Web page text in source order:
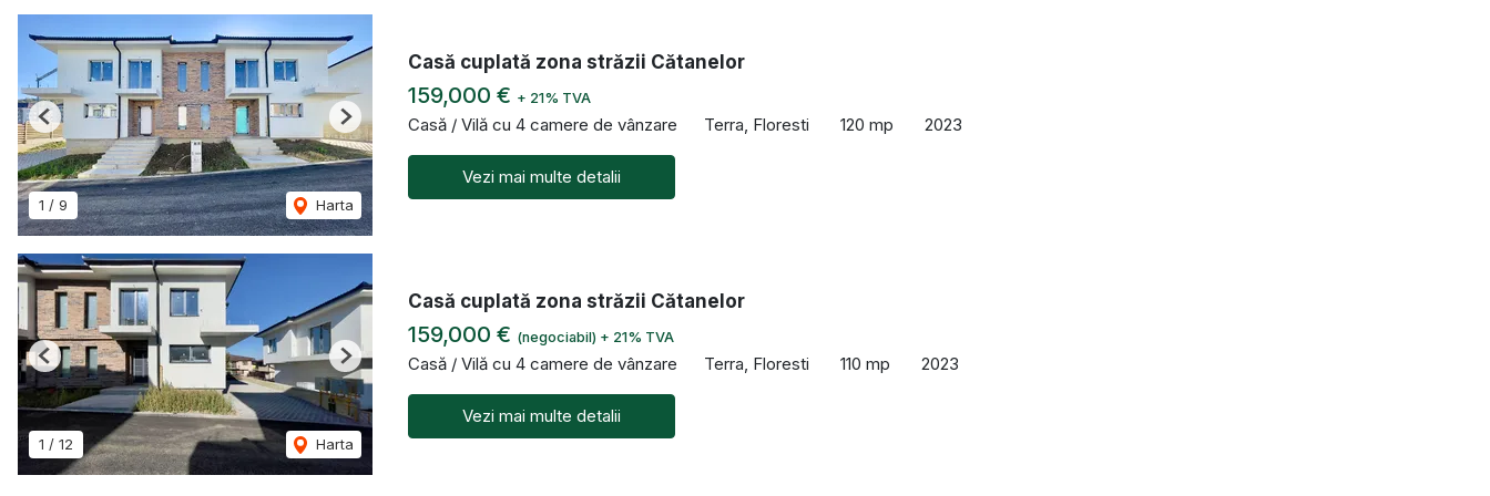
1 / 9 Harta
Previous Next
Casă cuplată zona străzii Cătanelor
159,000 € + 21% TVA
Casă / Vilă cu 4 camere de vânzare Terra, Floresti 120 mp 2023
Vezi mai multe detalii
1 / 12 Harta
Previous Next
Casă cuplată zona străzii Cătanelor
159,000 € (negociabil) + 21% TVA
Casă / Vilă cu 4 camere de vânzare Terra, Floresti 110 mp 2023
Vezi mai multe detalii